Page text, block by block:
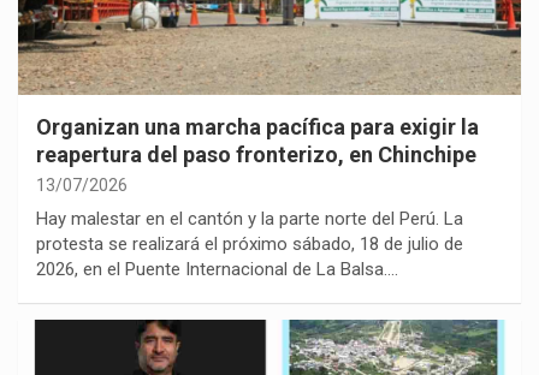
Organizan una marcha pacífica para exigir la
reapertura del paso fronterizo, en Chinchipe
13/07/2026
Hay malestar en el cantón y la parte norte del Perú. La
protesta se realizará el próximo sábado, 18 de julio de
2026, en el Puente Internacional de La Balsa.…